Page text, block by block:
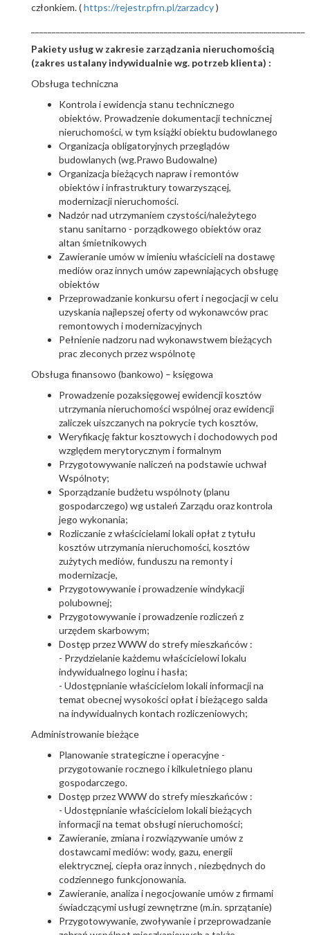
członkiem. (https://rejestr.pfrn.pl/zarzadcy)
Pakiety usług w zakresie zarządzania nieruchomością
(zakres ustalany indywidualnie wg. potrzeb klienta) :
Obsługa techniczna
Kontrola i ewidencja stanu technicznego
obiektów. Prowadzenie dokumentacji technicznej
nieruchomości, w tym książki obiektu budowlanego
Organizacja obligatoryjnych przeglądów
budowlanych (wg.Prawo Budowalne)
Organizacja bieżących napraw i remontów
obiektów i infrastruktury towarzyszącej,
modernizacji nieruchomości.
Nadzór nad utrzymaniem czystości/należytego
stanu sanitarno - porządkowego obiektów oraz
altan śmietnikowych
Zawieranie umów w imieniu właścicieli na dostawę
mediów oraz innych umów zapewniających obsługę
obiektów
Przeprowadzanie konkursu ofert i negocjacji w celu
uzyskania najlepszej oferty od wykonawców prac
remontowych i modernizacyjnych
Pełnienie nadzoru nad wykonawstwem bieżących
prac zleconych przez wspólnotę
Obsługa finansowo (bankowo) – księgowa
Prowadzenie pozaksięgowej ewidencji kosztów
utrzymania nieruchomości wspólnej oraz ewidencji
zaliczek uiszczanych na pokrycie tych kosztów,
Weryfikację faktur kosztowych i dochodowych pod
względem merytorycznym i formalnym
Przygotowywanie naliczeń na podstawie uchwał
Wspólnoty;
Sporządzanie budżetu wspólnoty (planu
gospodarczego) wg ustaleń Zarządu oraz kontrola
jego wykonania;
Rozliczanie z właścicielami lokali opłat z tytułu
kosztów utrzymania nieruchomości, kosztów
zużytych mediów, funduszu na remonty i
modernizacje,
Przygotowywanie i prowadzenie windykacji
polubownej;
Przygotowywanie i prowadzenie rozliczeń z
urzędem skarbowym;
Dostęp przez WWW do strefy mieszkańców :
- Przydzielanie każdemu właścicielowi lokalu
indywidualnego loginu i hasła;
- Udostępnianie właścicielom lokali informacji na
temat obecnej wysokości opłat i bieżącego salda
na indywidualnych kontach rozliczeniowych;
Administrowanie bieżące
Planowanie strategiczne i operacyjne -
przygotowanie rocznego i kilkuletniego planu
gospodarczego.
Dostęp przez WWW do strefy mieszkańców :
- Udostępnianie właścicielom lokali bieżących
informacji na temat obsługi nieruchomości;
Zawieranie, zmiana i rozwiązywanie umów z
dostawcami mediów: wody, gazu, energii
elektrycznej, ciepła oraz innych , niezbędnych do
codziennego funkcjonowania.
Zawieranie, analiza i negocjowanie umów z firmami
świadczącymi usługi zewnętrzne (m.in. sprzątanie)
Przygotowywanie, zwoływanie i przeprowadzanie